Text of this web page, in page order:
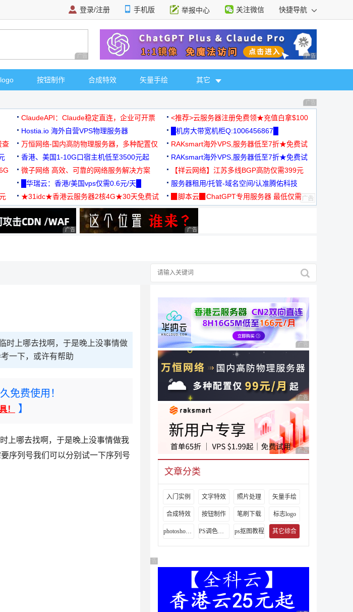
登录/注册 手机版 举报中心 关注微信 快捷导航
广告 商业广告，理性选择 广告 商业广告，理
按钮制作 合成特效 矢量手绘 其它
广告 商业广告，理
ClaudeAPI：Claude稳定直连，企业可开票
<推荐>云服务器注册免费领★充值白拿$100
Hostia.io 海外自营VPS物理服务器
█机房大带宽机柜Q:1006456867█
查
万恒网络-国内高防物理服务器，多种配置仅
99元/月起
RAKsmart海外VPS,服务器低至7折★免费试
用★
香港、美国1-10G口宿主机低至3500元起
RAKsmart海外VPS,服务器低至7折★免费试
用★
微子网络 高效、可靠的网络服务解决方案
【祥云网络】江苏多线BGP高防仅需399元
█华瑞云：香港/美国vps仅需0.6元/天█
服务器租用/托管-域名空间/认准腾佑科技
★31idc★香港云服务器2核4G★30天免费试
用◆
▉脚本云▉ChatGPT专用服务器 最低仅需
19元/月
广告 商业广告，理性选择 广告 商业广告，理性选择
时上哪去找啊，于是晚上没事情做
一下，或许有帮助
免费使用！
！ 】
上哪去找啊，于是晚上没事情做我
序列号我们可以分别试一下序列号
广告 商业广告，理性
广告 商业广告，理性
广告 商业广告，理性
文章分类
入门实例 文字特效 照片处理 矢量手绘
合成特效 按钮制作 笔刷下载 标志logo
photoshop视频教程 PS调色教程 ps抠图教程 其它综合
广告 商业广告，理性选择